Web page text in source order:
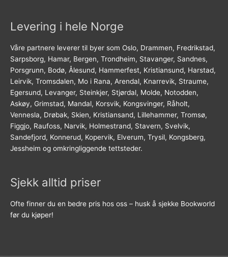
Levering i hele Norge
Våre partnere leverer til byer som Oslo, Drammen, Fredrikstad,
Sarpsborg, Hamar, Bergen, Trondheim, Stavanger, Sandnes,
Porsgrunn, Bodø, Ålesund, Hammerfest, Kristiansund, Harstad,
Leirvik, Tromsdalen, Mo i Rana, Arendal, Knarrevik, Straume,
Egersund, Levanger, Steinkjer, Stjørdal, Molde, Notodden,
Askøy, Grimstad, Mandal, Korsvik, Kongsvinger, Råholt,
Vennesla, Drøbak, Skien, Kristiansand, Lillehammer, Tromsø,
Figgjo, Raufoss, Narvik, Holmestrand, Stavern, Svelvik,
Sandefjord, Konnerud, Kopervik, Elverum, Trysil, Kongsberg,
Jessheim og omkringliggende tettsteder.
Sjekk alltid priser
Ofte finner du en bedre pris hos oss – husk å sjekke Bookworld
før du kjøper!